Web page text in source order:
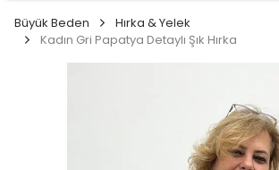
Büyük Beden
Hırka & Yelek
Kadın Gri Papatya Detaylı Şık Hırka